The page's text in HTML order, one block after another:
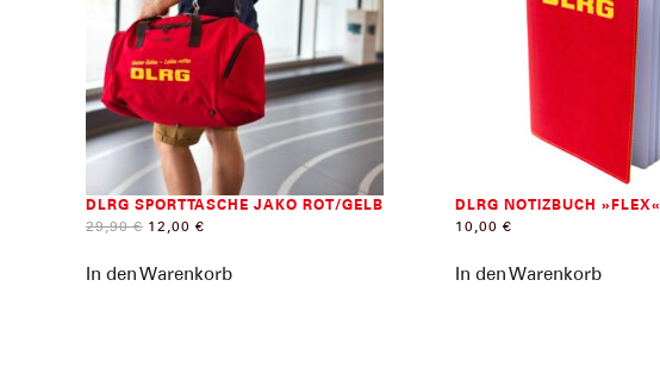
DLRG SPORTTASCHE JAKO ROT/GELB
29,90€ URSPRÜNGLICHER
WAR:
29,90 €
12,00 €
IST:
12,00 €.
In den Warenkorb
DLRG NOTIZBUCH »FLEX«
10,00 €
In den Warenkorb